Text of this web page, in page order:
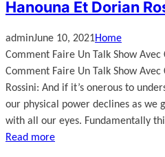
Hanouna Et Dorian
adminJune 10, 2021Home
Comment Faire Un Talk Show
Comment Faire Un Talk Show
Rossini: And if it’s onerous to
our physical power declines as we
with all our eyes. Fundamentally
Read more